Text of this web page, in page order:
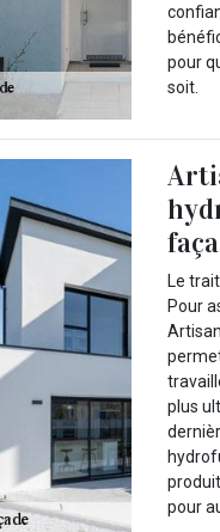
pour
soit.
Le
Pour
plus
pour